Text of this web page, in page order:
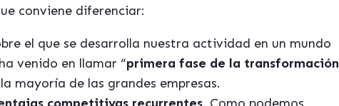
conviene diferenciar:
el que se desarrolla nuestra actividad en un mundo
venido en llamar “primera fase de la transformación
mayoría de las grandes empresas.